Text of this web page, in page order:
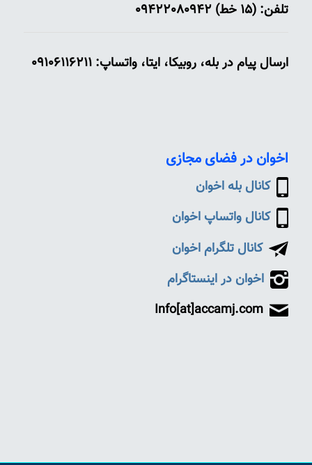
تلفن: (15 خط) 09422080942
ارسال پیام در بله، روبیکا، ایتا، واتساپ: 09106116211
اخوان در فضای مجازی
کانال بله اخوان
کانال واتساپ اخوان
کانال تلگرام اخوان
اخوان در اینستاگرام
Info[at]accamj.com